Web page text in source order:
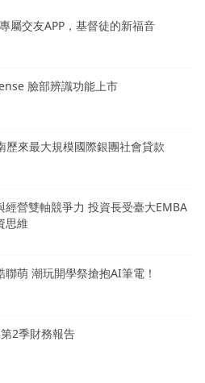
屬交友APP，基督徒的新福音
臉部辨識功能上市
歷來最大規模國際銀團社會貸款
經營雙軸競爭力 投資長受臺大EMBA
思維
聯萌 潮玩開學祭搶抱AI筆電！
2季財務報告